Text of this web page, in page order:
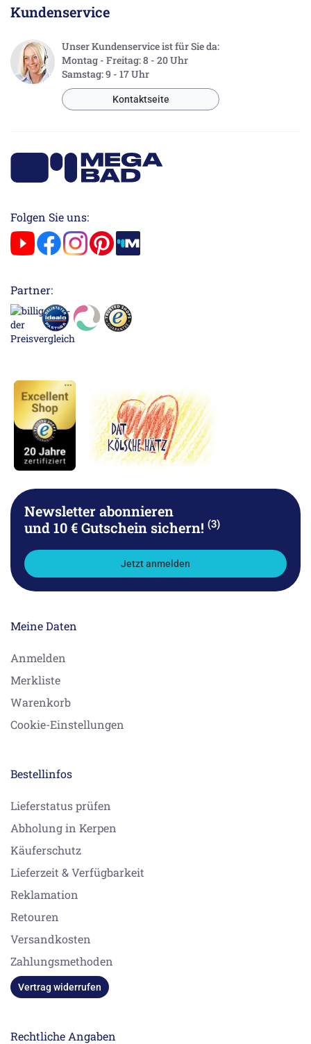
Kundenservice
Unser Kundenservice ist für Sie da:
Montag - Freitag: 8 - 20 Uhr
Samstag: 9 - 17 Uhr
Kontaktseite
Folgen Sie uns:
Partner:
Newsletter abonnieren
und 10 € Gutschein sichern! (3)
Jetzt anmelden
Meine Daten
Anmelden
Merkliste
Warenkorb
Cookie-Einstellungen
Bestellinfos
Lieferstatus prüfen
Abholung in Kerpen
Käuferschutz
Lieferzeit & Verfügbarkeit
Reklamation
Retouren
Versandkosten
Zahlungsmethoden
Vertrag widerrufen
Rechtliche Angaben